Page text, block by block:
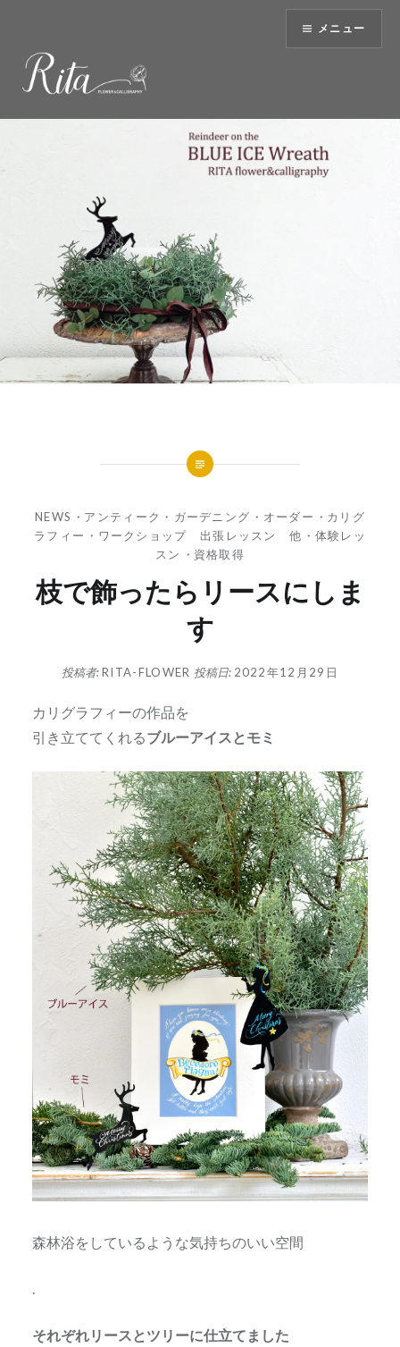
へ
キ
メニュー
NEWS ・ アンティーク・ガーデニング ・ オーダー ・ カリグ
ラフィー ・ ワークショップ 出張レッスン 他 ・ 体験レッ
スン ・ 資格取得
枝で飾ったらリースにしま
す
投稿者:RITA-FLOWER 投稿日: 2022年12月29日
カリグラフィーの作品を
引き立ててくれるブルーアイスとモミ
森林浴をしているような気持ちのいい空間
.
それぞれリースとツリーに仕立てました